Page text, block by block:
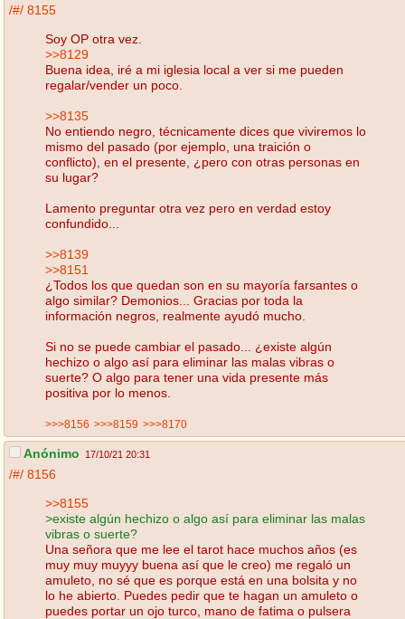
/#/ 8155
Soy OP otra vez.
>>8129
Buena idea, iré a mi iglesia local a ver si me pueden
regalar/vender un poco.
>>8135
No entiendo negro, técnicamente dices que viviremos lo
mismo del pasado (por ejemplo, una traición o
conflicto), en el presente, ¿pero con otras personas en
su lugar?
Lamento preguntar otra vez pero en verdad estoy
confundido...
>>8139
>>8151
¿Todos los que quedan son en su mayoría farsantes o
algo similar? Demonios... Gracias por toda la
información negros, realmente ayudó mucho.
Si no se puede cambiar el pasado... ¿existe algún
hechizo o algo así para eliminar las malas vibras o
suerte? O algo para tener una vida presente más
positiva por lo menos.
>>>8156 >>>8159 >>>8170
Anónimo 17/10/21 20:31
/#/ 8156
>>8155
>existe algún hechizo o algo así para eliminar las malas
vibras o suerte?
Una señora que me lee el tarot hace muchos años (es
muy muy muyyy buena así que le creo) me regaló un
amuleto, no sé que es porque está en una bolsita y no
lo he abierto. Puedes pedir que te hagan un amuleto o
puedes portar un ojo turco, mano de fatima o pulsera